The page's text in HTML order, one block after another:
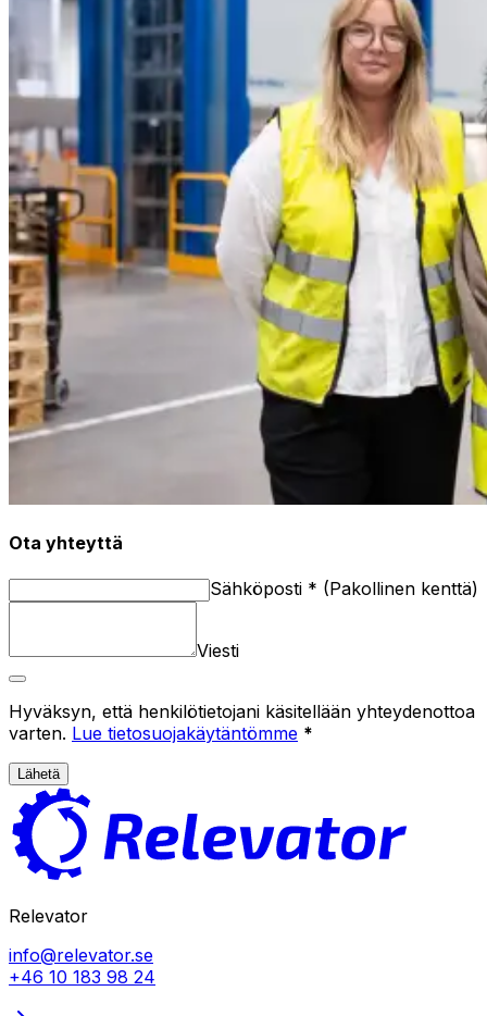
Ota yhteyttä
Sähköposti * (Pakollinen kenttä)
Viesti
Hyväksyn, että henkilötietojani käsitellään yhteydenottoa
varten. Lue tietosuojakäytäntömme *
Lähetä
Relevator
info@relevator.se
+46 10 183 98 24